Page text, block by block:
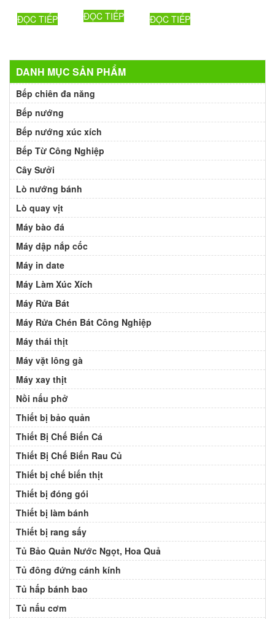
ĐỌC TIẾP ĐỌC TIẾP ĐỌC TIẾP
DANH MỤC SẢN PHẨM
Bếp chiên đa năng
Bếp nướng
Bếp nướng xúc xích
Bếp Từ Công Nghiệp
Cây Sưởi
Lò nướng bánh
Lò quay vịt
Máy bào đá
Máy dập nắp cốc
Máy in date
Máy Làm Xúc Xích
Máy Rửa Bát
Máy Rửa Chén Bát Công Nghiệp
Máy thái thịt
Máy vặt lông gà
Máy xay thịt
Nồi nấu phở
Thiết bị bảo quản
Thiết Bị Chế Biến Cá
Thiết Bị Chế Biến Rau Củ
Thiết bị chế biến thịt
Thiết bị đóng gói
Thiết bị làm bánh
Thiết bị rang sấy
Tủ Bảo Quản Nước Ngọt, Hoa Quả
Tủ đông đứng cánh kính
Tủ hấp bánh bao
Tủ nấu cơm